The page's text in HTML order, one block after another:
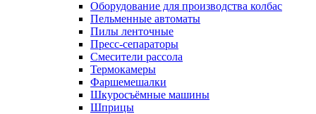
Оборудование для производства колбас
Пельменные автоматы
Пилы ленточные
Пресс-сепараторы
Смесители рассола
Термокамеры
Фаршемешалки
Шкуросъёмные машины
Шприцы